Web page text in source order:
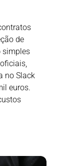
de
simples
no Slack
euros.